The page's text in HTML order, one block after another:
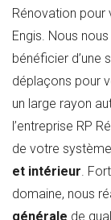
Rénovation pour
Engis. Nous
bénéficier d’une
déplaçons pour
un large rayon
l’entreprise RP
de votre
et intérieur .
domaine, nous
générale de